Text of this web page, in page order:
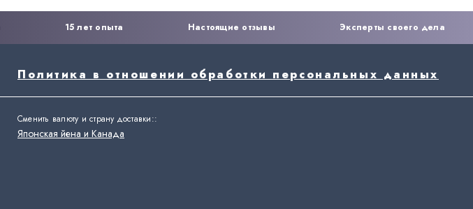
15 лет опыта Настоящие отзывы Эксперты своего дела
Политика в отношении обработки персональных данных
Сменить валюту и страну доставки::
Японская йена и Канада